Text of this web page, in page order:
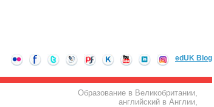
edUK Blog
Образование в Великобритании,
английский в Англии,